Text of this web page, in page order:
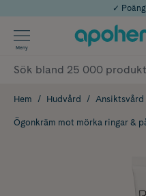
Årets Butik
Använd kod:
✓ Rådgivning från
✓
Meny
Hem Hudvård Ansiktsvård
Ögonkräm mot mörka ringar &